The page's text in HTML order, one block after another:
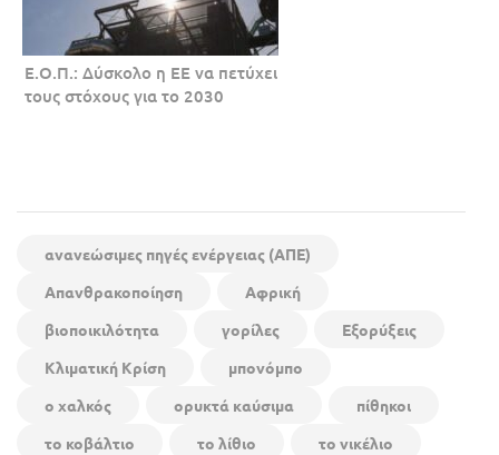
Ε.Ο.Π.: Δύσκολο η ΕΕ να πετύχει
τους στόχους για το 2030
ανανεώσιμες πηγές ενέργειας (ΑΠΕ)
Απανθρακοποίηση
Αφρική
βιοποικιλότητα
γορίλες
Εξορύξεις
Κλιματική Κρίση
μπονόμπο
ο χαλκός
ορυκτά καύσιμα
πίθηκοι
το κοβάλτιο
το λίθιο
το νικέλιο